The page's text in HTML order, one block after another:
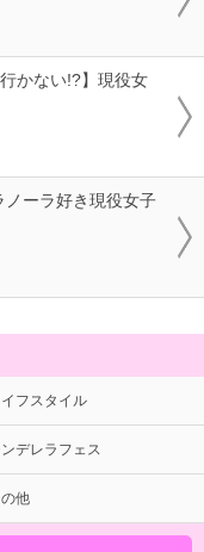
かない!?】現役女
ノーラ好き現役女子
フスタイル
デレラフェス
他